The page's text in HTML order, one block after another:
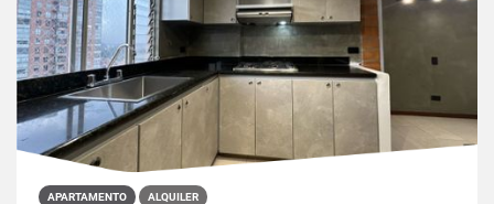
APARTAMENTO ALQUILER